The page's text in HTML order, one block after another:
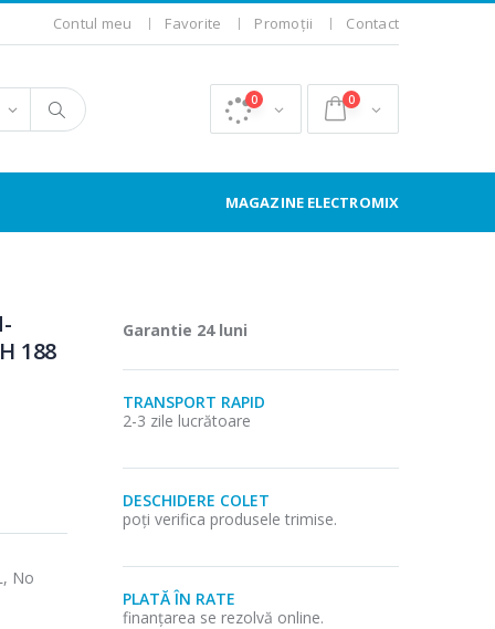
Contul meu Favorite Promoții Contact
0 0
MAGAZINE ELECTROMIX
188
No
Garantie 24 luni
TRANSPORT RAPID
2-3 zile lucrătoare
DESCHIDERE COLET
poți verifica produsele trimise.
PLATĂ ÎN RATE
finanțarea se rezolvă online.